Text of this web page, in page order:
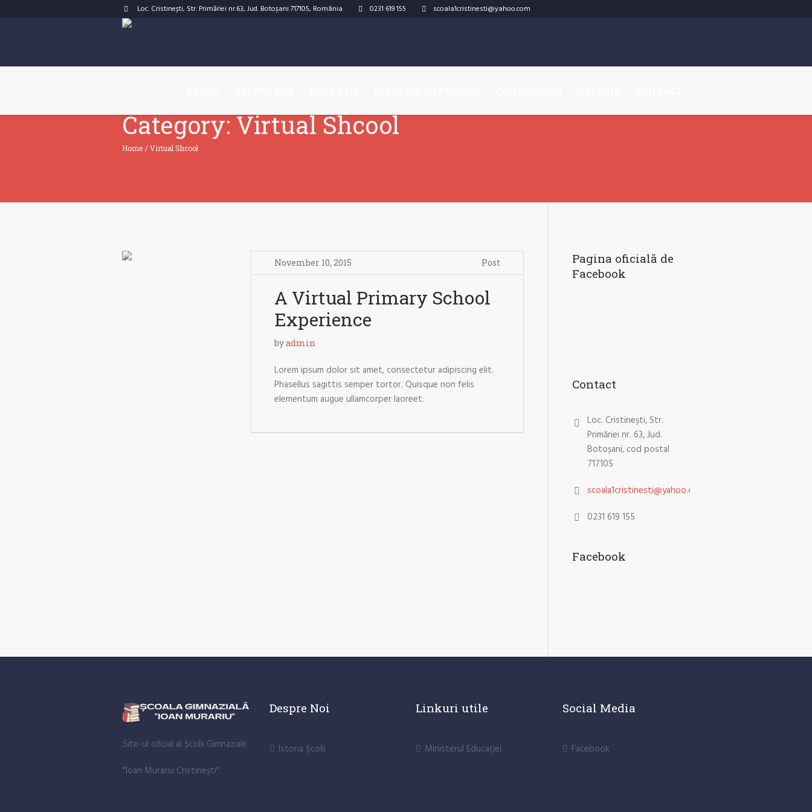
Loc. Cristinești, Str. Primăriei nr.63, Jud. Botoșani 717105, România 0231 619 155 scoala1cristinesti@yahoo.com
Category:Virtual Shcool
Home /Virtual Shcool
November 10, 2015 Post
A Virtual Primary School
Experience
byadmin
Lorem ipsum dolor sit amet, consectetur adipiscing elit.
Phasellus sagittis semper tortor. Quisque non felis
elementum augue ullamcorper laoreet.
Pagina oficială de
Facebook
Contact
Loc. Cristinești, Str.
Primăriei nr. 63, Jud.
Botoșani, cod postal
717105
scoala1cristinesti@yahoo.com
0231 619 155
Facebook
Site-ul oficial al Școlii Gimnaziale
"Ioan Murariu Cristinești".
Despre Noi
Istoria Școlii
Linkuri utile
Ministerul Educației
Social Media
Facebook